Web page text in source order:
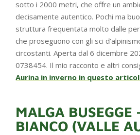
sotto i 2000 metri, che offre un
decisamente autentico. Pochi ma
struttura frequentata molto dalle
che proseguono con gli sci
circostanti. Aperta dal 6 dicembre
0738454. Il mio racconto e altri
Aurina in inverno in questo
MALGA BUSEGGE
BIANCO (VALLE